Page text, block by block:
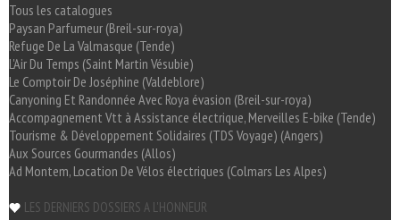
Tous les catalogues
Paysan Parfumeur (Breil-sur-roya)
Refuge De La Valmasque (Tende)
L'Air Du Temps (Saint Martin Vésubie)
Le Comptoir De Joséphine (Valdeblore)
Canyoning Et Randonnée Avec Roya évasion (Breil-sur-roya)
Accompagnement Vtt à Assistance électrique, Merveilles E-bike (Tende)
Tourisme & Développement Solidaires (TDS Voyage) (Angers)
Aux Sources Gourmandes (Allos)
Ad Montem, Location De Vélos électriques (Colmars Les Alpes)
LES DERNIERS DOSSIERS A L'HONNEUR